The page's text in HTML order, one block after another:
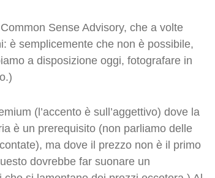
Sense Advisory, che a volte
è semplicemente che non è possibile,
a disposizione oggi, fotografare in
(l’accento è sull’aggettivo) dove la
è un prerequisito (non parliamo delle
ma dove il prezzo non è il primo
dovrebbe far suonare un